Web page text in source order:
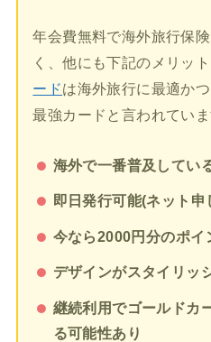
年会費無料で海外旅行保
く、他にも下記のメリット
ードは海外旅行に最適か
最強カードと言われていま
海外で一番普及してい
即日発行可能(ネット
今なら2000円分のポイ
デザインがスタイリッ
継続利用でゴールドカ
る可能性あり